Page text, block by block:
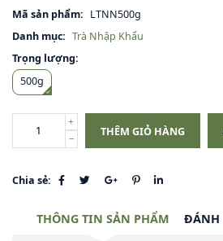
Mã sản phẩm: LTNN500g
Danh mục: Trà Nhập Khẩu
Trọng lượng:
500g
THÊM GIỎ HÀNG
Chia sẻ:
THÔNG TIN SẢN PHẨM ĐÁNH